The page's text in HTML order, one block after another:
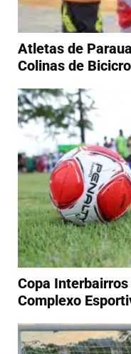
Atletas de
Colinas de
Copa
Complexo